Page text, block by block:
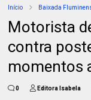
Início Baixada
Motorista
contra
momentos
0 Editora Isabela